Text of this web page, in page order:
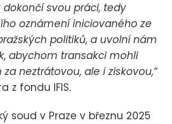
dokončí svou práci, tedy
oznámení iniciovaného ze
politiků, a uvolní nám
abychom transakci mohli
neztrátovou, ale i ziskovou,“
z fondu IFIS.
soud v Praze v březnu 2025